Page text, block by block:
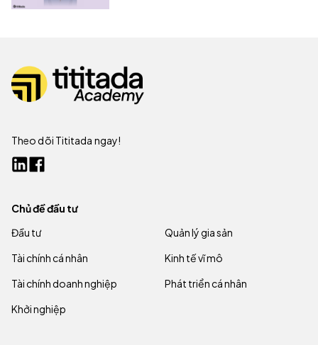
Theo dõi Tititada ngay!
Chủ đề đầu tư
Đầu tư
Quản lý gia sản
Tài chính cá nhân
Kinh tế vĩ mô
Tài chính doanh nghiệp
Phát triển cá nhân
Khởi nghiệp